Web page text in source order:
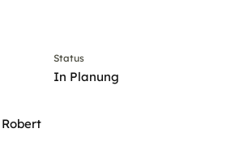
Status
In Planung